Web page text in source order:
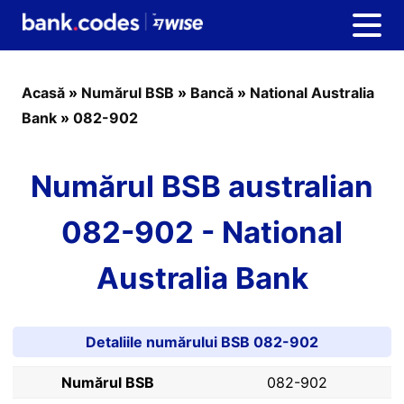
Acasă » Numărul BSB » Bancă » National Australia
Bank » 082-902
Numărul BSB australian
082-902 - National
Australia Bank
Detaliile numărului BSB 082-902
Numărul BSB
082-902